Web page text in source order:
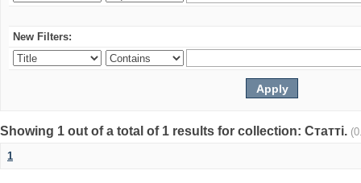
New Filters:
Showing 1 out of a total of 1 results for collection: Статті.
1